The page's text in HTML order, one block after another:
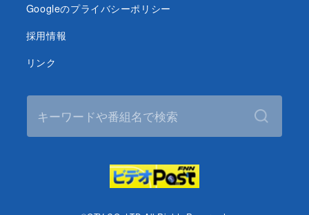
Googleのプライバシーポリシー
採用情報
リンク